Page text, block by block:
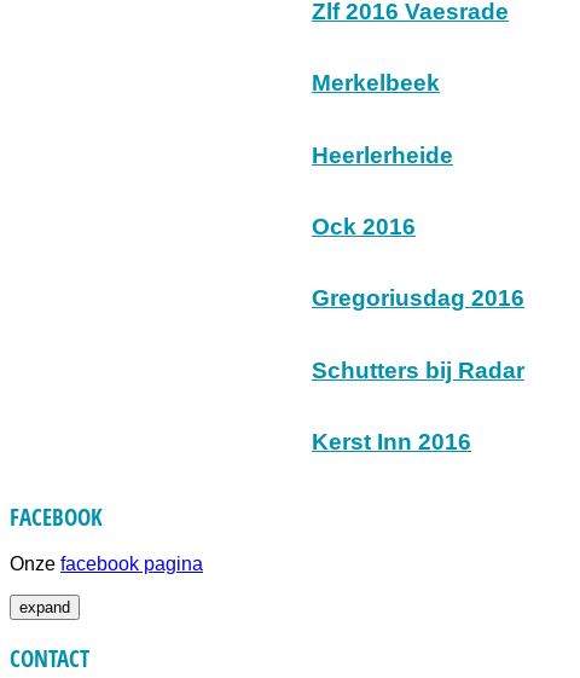
Zlf 2016 Vaesrade
Merkelbeek
Heerlerheide
Ock 2016
Gregoriusdag 2016
Schutters bij Radar
Kerst Inn 2016
FACEBOOK
Onze facebook pagina
expand
CONTACT